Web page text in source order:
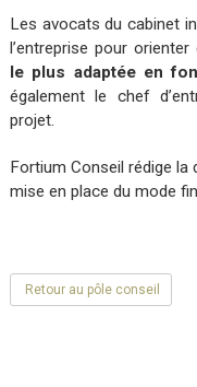
Les avocats du cabinet
l’entreprise pour
le plus adaptée en
également le chef
projet.
Fortium Conseil rédige
mise en place du mode
Retour au pôle conseil